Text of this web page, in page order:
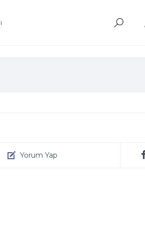
Yorum Yap